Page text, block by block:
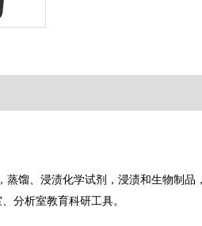
蒸馏、浸渍化学试剂，浸渍和生物制
分析室教育科研工具。